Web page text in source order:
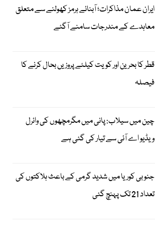
ایران عمان مذاکرات؛ آبنائے ہرمز کھولنے سے متعلق
معاہدے کے مندرجات سامنے آگئے
قطر کا بحرین اور کویت کیلئے پروزیں بحال کرنے کا
فیصلہ
چین میں سیلاب: پانی میں مگرمچھوں کی وائرل
ویڈیو اے آئی سے تیار کی گئی ہے
جنوبی کوریا میں شدید گرمی کے باعث ہلاکتوں کی
تعداد 21 تک پہنچ گئی